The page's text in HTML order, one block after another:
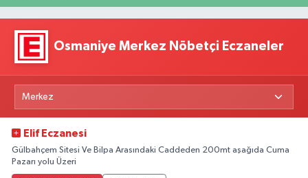
Osmaniye Merkez Nöbetçi Eczaneler
Elif Eczanesi
Gülbahçem Sitesi Ve Bilpa Arasındaki Caddeden 200mt aşağıda Cuma
Pazarı yolu Üzeri